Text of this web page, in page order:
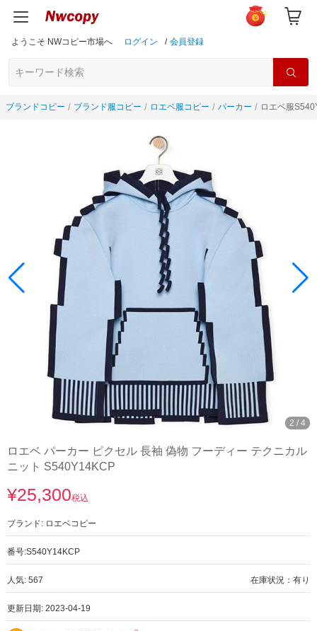
ようこそ NWコピー市場へ ログイン / 会員登録
ブランドコピー ブランド服コピー ロエベ服コピー パーカー ロエベ服
2 / 4
ロエベ パーカー ピクセル 長袖 偽物 フーディー テクニカル
ニット S540Y14KCP
¥25,300税込
ブランド: ロエベコピー
番号:S540Y14KCP
人気: 567 在庫状況：有り
更新日期: 2023-04-19